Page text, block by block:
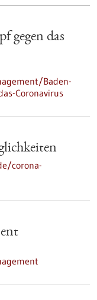
gegen das
Baden-
Coronavirus
corona-